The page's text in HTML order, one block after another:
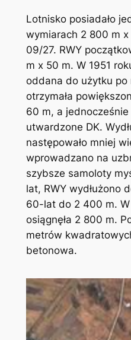
Lotnisko posiadało
wymiarach 2 800 m
09/27. RWY
m x 50 m. W 1951
oddana do użytku po
otrzymała
60 m, a
utwardzone DK.
następowało mniej
wprowadzano na
szybsze samoloty
lat, RWY wydłużono
60-lat do 2 400 m. W
osiągnęła 2 800 m.
metrów
betonowa.